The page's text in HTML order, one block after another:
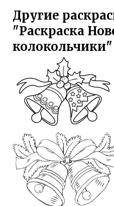
Другие
"Раскраска
колокольчики"